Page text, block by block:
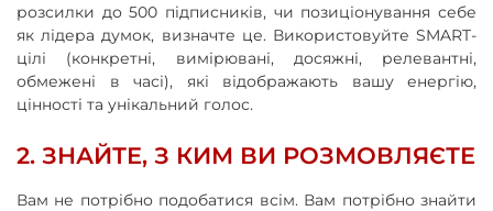
розсилки до 500 підписників, чи позиціонування себе
як лідера думок, визначте це. Використовуйте SMART-
цілі (конкретні, вимірювані, досяжні, релевантні,
обмежені в часі), які відображають вашу енергію,
цінності та унікальний голос.
2. ЗНАЙТЕ, З КИМ ВИ РОЗМОВЛЯЄТЕ
Вам не потрібно подобатися всім. Вам потрібно знайти